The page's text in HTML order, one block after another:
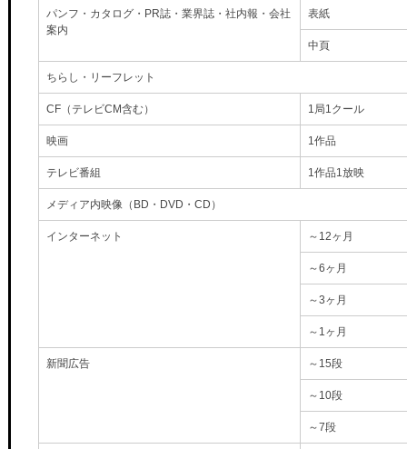
パンフ・カタログ・PR誌・業界誌・社内報・会社
案内
表紙
中頁
ちらし・リーフレット
CF（テレビCM含む） 1局1クール
映画 1作品
テレビ番組 1作品1放映
メディア内映像（BD・DVD・CD）
インターネット ～12ヶ月
～6ヶ月
～3ヶ月
～1ヶ月
新聞広告 ～15段
～10段
～7段